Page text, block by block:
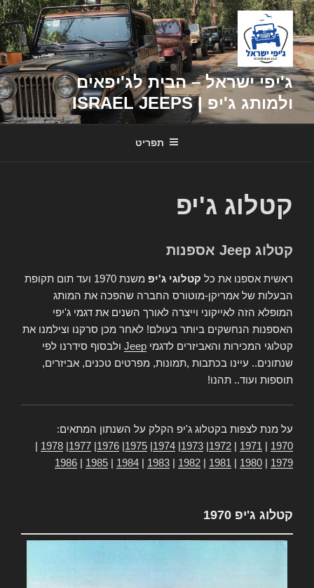
דילוג
לתוכן
ג'יפי ישראל – הבית לג'יפאים
ולמותג ג'יפ | ISRAEL JEEPS
תפריט
קטלוג ג'יפ
קטלוג Jeep אספנות
ראשית אספנו את כל קטלוגי ג'יפ
משנת 1970 ועד תום תקופת
הבעלות של אמריקן-מוטורס החברה שהפכה את המותג
המופלא הזה לאייקוני וייצרה לאורך השנים את דגמי ג'יפי
האספנות הנחשקים ביותר בעולם! לאחר מכן סרקנו וצילמנו את
קטלוגי המכירות והאביזרים לדגמי Jeep ולבסוף סידרנו לפי
שנתונים.. עיינו בכתבות ,תמונות, מפרטים טכנים, אביזרים,
תוספות ועוד.. תהנו!
על מנת לצפות בקטלוג ג'יפ הקלק על השנתון המתאים:
1970
1971
1972
1973
1974
1975
1976
1977
1978
1979
1980
1981
1982
1983
1984
1985
1986
קטלוג ג'יפ 1970